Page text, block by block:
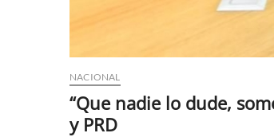
NACIONAL
“Que nadie lo dude,
y PRD